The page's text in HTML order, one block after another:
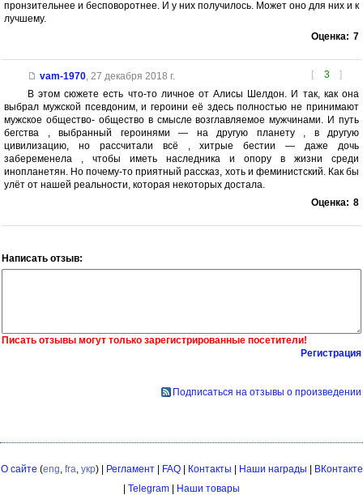
пронзительнее и бесповоротнее. И у них получилось. Может оно для них и к
лучшему.
Оценка: 7
[ 3 ]
vam-1970, 27 декабря 2018 г.
В этом сюжете есть что-то личное от Алисы Шелдон. И так, как она
выбрал мужской псевдоним, и героини её здесь полностью не принимают
мужское общество- общество в смысле возглавляемое мужчинами. И путь
бегства , выбранный героинями — на другую планету , в другую
цивилизацию, но рассчитали всё , хитрые бестии — даже дочь
забеременела , чтобы иметь наследника и опору в жизни среди
инопланетян. Но почему-то приятный рассказ, хоть и феминистский. Как бы
улёт от нашей реальности, которая некоторых достала.
Оценка: 8
Написать отзыв:
Писать отзывы могут только зарегистрированные посетители!
Регистрация
Подписаться на отзывы о произведении
О сайте (eng fra укр) | Регламент| FAQ| Контакты | Наши награды | ВКонтакте
| Telegram | Наши товары